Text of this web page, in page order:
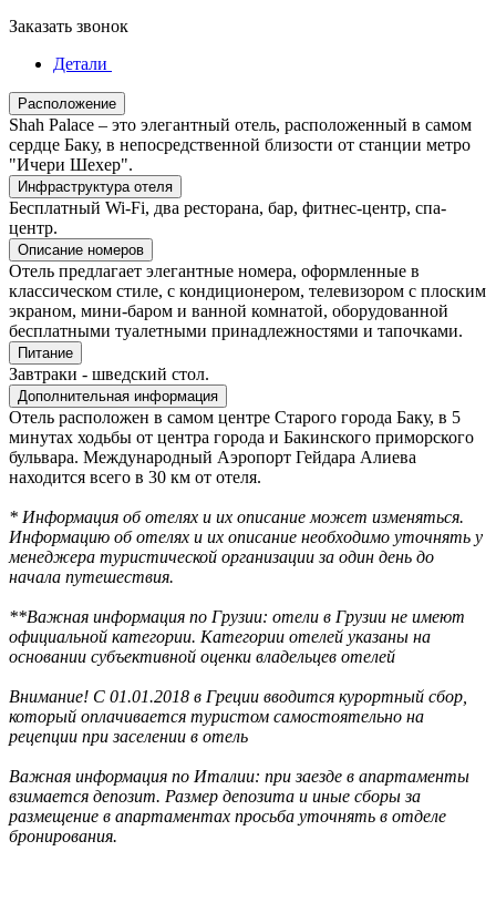
Заказать звонок
Детали
Расположение
Shah Palace – это элегантный отель, расположенный в самом
сердце Баку, в непосредственной близости от станции метро
"Ичери Шехер".
Инфраструктура отеля
Бесплатный Wi-Fi, два ресторана, бар, фитнес-центр, спа-
центр.
Описание номеров
Отель предлагает элегантные номера, оформленные в
классическом стиле, с кондиционером, телевизором с плоским
экраном, мини-баром и ванной комнатой, оборудованной
бесплатными туалетными принадлежностями и тапочками.
Питание
Завтраки - шведский стол.
Дополнительная информация
Отель расположен в самом центре Старого города Баку, в 5
минутах ходьбы от центра города и Бакинского приморского
бульвара. Международный Аэропорт Гейдара Алиева
находится всего в 30 км от отеля.
* Информация об отелях и их описание может изменяться.
Информацию об отелях и их описание необходимо уточнять у
менеджера туристической организации за один день до
начала путешествия.
**Важная информация по Грузии: отели в Грузии не имеют
официальной категории. Категории отелей указаны на
основании субъективной оценки владельцев отелей
Внимание! С 01.01.2018 в Греции вводится курортный сбор,
который оплачивается туристом самостоятельно на
рецепции при заселении в отель
Важная информация по Италии: при заезде в апартаменты
взимается депозит. Размер депозита и иные сборы за
размещение в апартаментах просьба уточнять в отделе
бронирования.